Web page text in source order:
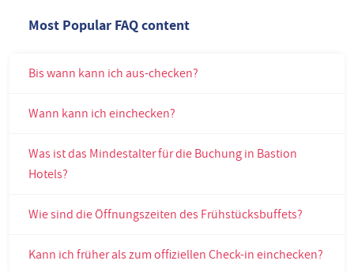
Most Popular FAQ content
Bis wann kann ich aus-checken?
Wann kann ich einchecken?
Was ist das Mindestalter für die Buchung in Bastion
Hotels?
Wie sind die Öffnungszeiten des Frühstücksbuffets?
Kann ich früher als zum offiziellen Check-in einchecken?